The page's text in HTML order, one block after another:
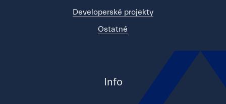
Developerské projekty
Ostatné
Info